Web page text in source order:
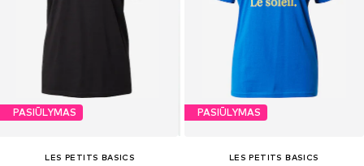
PASIŪLYMAS
LES PETITS BASICS
PASIŪLYMAS
LES PETITS BASICS